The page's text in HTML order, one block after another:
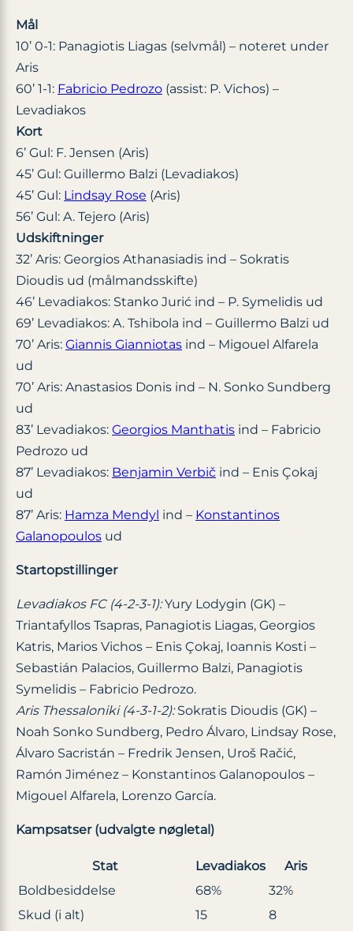
Mål
10’ 0-1: Panagiotis Liagas (selvmål) – noteret under
Aris
60’ 1-1: Fabricio Pedrozo (assist: P. Vichos) –
Levadiakos
Kort
6’ Gul: F. Jensen (Aris)
45’ Gul: Guillermo Balzi (Levadiakos)
45’ Gul: Lindsay Rose (Aris)
56’ Gul: A. Tejero (Aris)
Udskiftninger
32’ Aris: Georgios Athanasiadis ind – Sokratis
Dioudis ud (målmandsskifte)
46’ Levadiakos: Stanko Jurić ind – P. Symelidis ud
69’ Levadiakos: A. Tshibola ind – Guillermo Balzi ud
70’ Aris: Giannis Gianniotas ind – Migouel Alfarela
ud
70’ Aris: Anastasios Donis ind – N. Sonko Sundberg
ud
83’ Levadiakos: Georgios Manthatis ind – Fabricio
Pedrozo ud
87’ Levadiakos: Benjamin Verbič ind – Enis Çokaj
ud
87’ Aris: Hamza Mendyl ind – Konstantinos
Galanopoulos ud
Startopstillinger
Levadiakos FC (4-2-3-1):Yury Lodygin (GK) –
Triantafyllos Tsapras, Panagiotis Liagas, Georgios
Katris, Marios Vichos – Enis Çokaj, Ioannis Kosti –
Sebastián Palacios, Guillermo Balzi, Panagiotis
Symelidis – Fabricio Pedrozo.
Aris Thessaloniki (4-3-1-2):Sokratis Dioudis (GK) –
Noah Sonko Sundberg, Pedro Álvaro, Lindsay Rose,
Álvaro Sacristán – Fredrik Jensen, Uroš Račić,
Ramón Jiménez – Konstantinos Galanopoulos –
Migouel Alfarela, Lorenzo García.
Kampsatser (udvalgte nøgletal)
Stat Levadiakos
Aris
Boldbesiddelse
68%
32%
Skud (i alt)
15
8